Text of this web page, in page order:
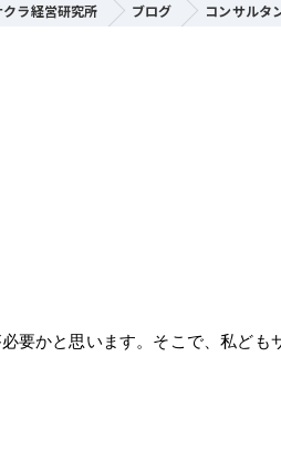
ラ経営研究所 ブログ コンサルタ
要かと思います。そこで、私ども